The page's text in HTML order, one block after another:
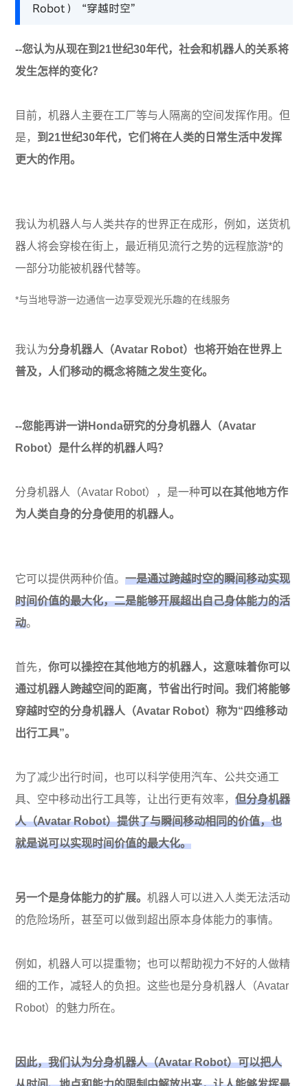
Robot）“穿越时空”
--您认为从现在到21世纪30年代，社会和机器人的关系将
发生怎样的变化？
目前，机器人主要在工厂等与人隔离的空间发挥作用。但
是， 到21世纪30年代，它们将在人类的日常生活中发挥
更大的作用。
我认为机器人与人类共存的世界正在成形，例如，送货机
器人将会穿梭在街上，最近稍见流行之势的远程旅游*的
一部分功能被机器代替等。
*与当地导游一边通信一边享受观光乐趣的在线服务
我认为分身机器人（Avatar Robot）也将开始在世界上
普及，人们移动的概念将随之发生变化。
--您能再讲一讲Honda研究的分身机器人（Avatar
Robot）是什么样的机器人吗？
分身机器人（Avatar Robot），是一种可以在其他地方作
为人类自身的分身使用的机器人。
它可以提供两种价值。一是通过跨越时空的瞬间移动实现
时间价值的最大化，二是能够开展超出自己身体能力的活
动。
首先，你可以操控在其他地方的机器人，这意味着你可以
通过机器人跨越空间的距离，节省出行时间。我们将能够
穿越时空的分身机器人（Avatar Robot）称为“四维移动
出行工具”。
为了减少出行时间，也可以科学使用汽车、公共交通工
具、空中移动出行工具等，让出行更有效率，但分身机器
人（Avatar Robot）提供了与瞬间移动相同的价值，也
就是说可以实现时间价值的最大化。
另一个是身体能力的扩展。机器人可以进入人类无法活动
的危险场所，甚至可以做到超出原本身体能力的事情。
例如，机器人可以提重物；也可以帮助视力不好的人做精
细的工作，减轻人的负担。这些也是分身机器人（Avatar
Robot）的魅力所在。
因此，我们认为分身机器人（Avatar Robot）可以把人